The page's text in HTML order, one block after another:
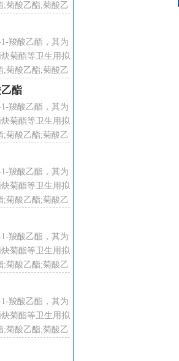
;菊酸乙酯;菊酸乙
酸乙酯;
羧酸乙酯，其为
菊酯等卫生用拟
;菊酸乙酯;菊酸乙
酸乙酯;
酯
羧酸乙酯，其为
菊酯等卫生用拟
;菊酸乙酯;菊酸乙
酸乙酯;
羧酸乙酯，其为
菊酯等卫生用拟
;菊酸乙酯;菊酸乙
酸乙酯;
羧酸乙酯，其为
菊酯等卫生用拟
;菊酸乙酯;菊酸乙
酸乙酯;
羧酸乙酯，其为
菊酯等卫生用拟
;菊酸乙酯;菊酸乙
酸乙酯;